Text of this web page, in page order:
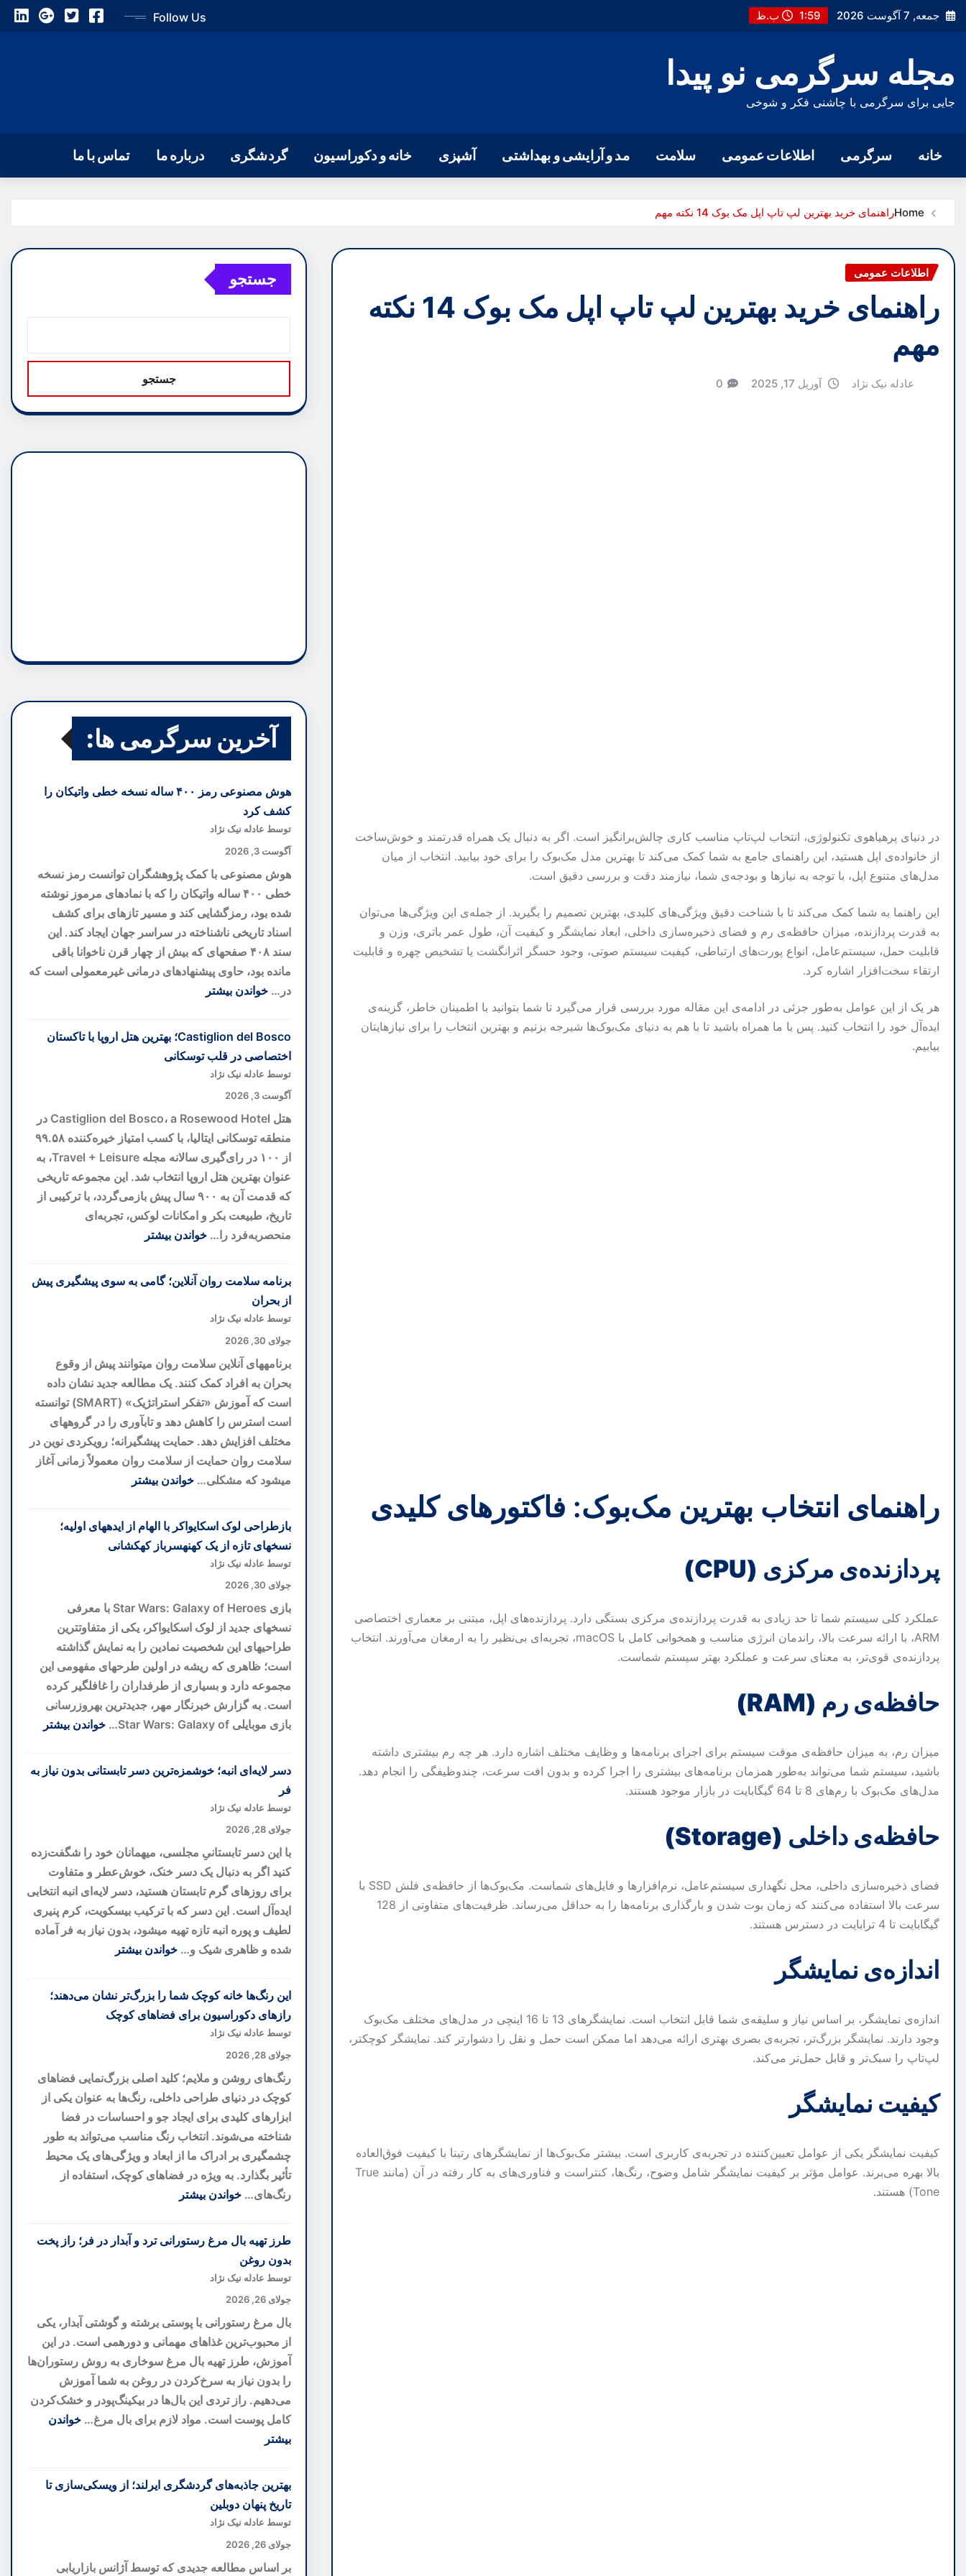
Skip
to
جمعه, 7 آگوست 2026 1:59 ب.ظ Follow Us
مجله سرگرمی نو پیدا
جایی برای سرگرمی با چاشنی فکر و شوخی
خانه سرگرمی اطلاعات عمومی سلامت مد و آرایشی و بهداشتی آشپزی خانه و دکوراسیون گردشگری درباره ما تماس با ما
Homeراهنمای خرید بهترین لپ تاپ اپل مک بوک 14 نکته مهم
اطلاعات عمومی
راهنمای خرید بهترین لپ تاپ اپل مک بوک 14 نکته
مهم
عادله نیک نژاد آوریل 17, 2025 0
در دنیای پرهیاهوی تکنولوژی، انتخاب لپ‌تاپ مناسب کاری چالش‌برانگیز است. اگر به دنبال یک همراه قدرتمند و خوش‌ساخت
از خانواده‌ی اپل هستید، این راهنمای جامع به شما کمک می‌کند تا بهترین مدل مک‌بوک را برای خود بیابید. انتخاب از میان
مدل‌های متنوع اپل، با توجه به نیازها و بودجه‌ی شما، نیازمند دقت و بررسی دقیق است.
این راهنما به شما کمک می‌کند تا با شناخت دقیق ویژگی‌های کلیدی، بهترین تصمیم را بگیرید. از جمله‌ی این ویژگی‌ها می‌توان
به قدرت پردازنده، میزان حافظه‌ی رم و فضای ذخیره‌سازی داخلی، ابعاد نمایشگر و کیفیت آن، طول عمر باتری، وزن و
قابلیت حمل، سیستم‌عامل، انواع پورت‌های ارتباطی، کیفیت سیستم صوتی، وجود حسگر اثرانگشت یا تشخیص چهره و قابلیت
ارتقاء سخت‌افزار اشاره کرد.
هر یک از این عوامل به‌طور جزئی در ادامه‌ی این مقاله مورد بررسی قرار می‌گیرد تا شما بتوانید با اطمینان خاطر، گزینه‌ی
ایده‌آل خود را انتخاب کنید. پس با ما همراه باشید تا با هم به دنیای مک‌بوک‌ها شیرجه بزنیم و بهترین انتخاب را برای نیازهایتان
بیابیم.
راهنمای انتخاب بهترین مک‌بوک: فاکتورهای کلیدی
پردازنده‌ی مرکزی (CPU)
عملکرد کلی سیستم شما تا حد زیادی به قدرت پردازنده‌ی مرکزی بستگی دارد. پردازنده‌های اپل، مبتنی بر معماری اختصاصی
ARM، با ارائه سرعت بالا، راندمان انرژی مناسب و همخوانی کامل با macOS، تجربه‌ای بی‌نظیر را به ارمغان می‌آورند. انتخاب
پردازنده‌ی قوی‌تر، به معنای سرعت و عملکرد بهتر سیستم شماست.
حافظه‌ی رم (RAM)
میزان رم، به میزان حافظه‌ی موقت سیستم برای اجرای برنامه‌ها و وظایف مختلف اشاره دارد. هر چه رم بیشتری داشته
باشید، سیستم شما می‌تواند به‌طور همزمان برنامه‌های بیشتری را اجرا کرده و بدون افت سرعت، چندوظیفگی را انجام دهد.
مدل‌های مک‌بوک با رم‌های 8 تا 64 گیگابایت در بازار موجود هستند.
حافظه‌ی داخلی (Storage)
فضای ذخیره‌سازی داخلی، محل نگهداری سیستم‌عامل، نرم‌افزارها و فایل‌های شماست. مک‌بوک‌ها از حافظه‌ی فلش SSD با
سرعت بالا استفاده می‌کنند که زمان بوت شدن و بارگذاری برنامه‌ها را به حداقل می‌رساند. ظرفیت‌های متفاوتی از 128
گیگابایت تا 4 ترابایت در دسترس هستند.
اندازه‌ی نمایشگر
اندازه‌ی نمایشگر، بر اساس نیاز و سلیقه‌ی شما قابل انتخاب است. نمایشگرهای 13 تا 16 اینچی در مدل‌های مختلف مک‌بوک
وجود دارند. نمایشگر بزرگ‌تر، تجربه‌ی بصری بهتری ارائه می‌دهد اما ممکن است حمل و نقل را دشوارتر کند. نمایشگر کوچکتر،
لپ‌تاپ را سبک‌تر و قابل حمل‌تر می‌کند.
کیفیت نمایشگر
کیفیت نمایشگر یکی از عوامل تعیین‌کننده در تجربه‌ی کاربری است. بیشتر مک‌بوک‌ها از نمایشگرهای رتینا با کیفیت فوق‌العاده
بالا بهره می‌برند. عوامل مؤثر بر کیفیت نمایشگر شامل وضوح، رنگ‌ها، کنتراست و فناوری‌های به کار رفته در آن (مانند True
Tone) هستند.
جستجو
جستجو
آخرین سرگرمی ها:
هوش مصنوعی رمز ۴۰۰ ساله نسخه خطی واتیکان را
کشف کرد
توسط عادله نیک نژاد
آگوست 3, 2026
هوش مصنوعی با کمک پژوهشگران توانست رمز نسخه
خطی ۴۰۰ ساله واتیکان را که با نمادهای مرموز نوشته
شده بود، رمزگشایی کند و مسیر تازهای برای کشف
اسناد تاریخی ناشناخته در سراسر جهان ایجاد کند. این
سند ۴۰۸ صفحهای که بیش از چهار قرن ناخوانا باقی
مانده بود، حاوی پیشنهادهای درمانی غیرمعمولی است که
در… خواندن بیشتر
مصنوعی
۴۰۰
نسخه
خطی
واتیکان
را
کشف
کرد
Castiglion del Bosco؛ بهترین هتل اروپا با تاکستان
اختصاصی در قلب توسکانی
توسط عادله نیک نژاد
آگوست 3, 2026
هتل Castiglion del Bosco، a Rosewood Hotel در
منطقه توسکانی ایتالیا، با کسب امتیاز خیره‌کننده ۹۹.۵۸
از ۱۰۰ در رای‌گیری سالانه مجله Travel + Leisure، به
عنوان بهترین هتل اروپا انتخاب شد. این مجموعه تاریخی
که قدمت آن به ۹۰۰ سال پیش بازمی‌گردد، با ترکیبی از
تاریخ، طبیعت بکر و امکانات لوکس، تجربه‌ای
منحصربه‌فرد را… خواندن بیشتر
Castiglion
del
بهترین
اروپا
با
تاکستان
اختصاصی
در
قلب
توسکانی
برنامه سلامت روان آنلاین؛ گامی به سوی پیشگیری پیش
از بحران
توسط عادله نیک نژاد
جولای 30, 2026
برنامههای آنلاین سلامت روان میتوانند پیش از وقوع
بحران به افراد کمک کنند. یک مطالعه جدید نشان داده
است که آموزش «تفکر استراتژیک» (SMART) توانسته
است استرس را کاهش دهد و تابآوری را در گروههای
مختلف افزایش دهد. حمایت پیشگیرانه؛ رویکردی نوین در
سلامت روان حمایت از سلامت روان معمولاً زمانی آغاز
میشود که مشکلی… خواندن بیشتر
برنامه
سلامت
روان
آنلاین؛
به
سوی
پیشگیری
پیش
از
بحران
بازطراحی لوک اسکایواکر با الهام از ایدههای اولیه؛
نسخهای تازه از یک کهنهسرباز کهکشانی
توسط عادله نیک نژاد
جولای 30, 2026
بازی Star Wars: Galaxy of Heroes با معرفی
نسخهای جدید از لوک اسکایواکر، یکی از متفاوتترین
طراحیهای این شخصیت نمادین را به نمایش گذاشته
است؛ ظاهری که ریشه در اولین طرحهای مفهومی این
مجموعه دارد و بسیاری از طرفداران را غافلگیر کرده
است. به گزارش خبرنگار مهر، جدیدترین بهروزرسانی
بازی موبایلی Star Wars: Galaxy of…
خواندن بیشتر
بازطراحی
لوک
اسکایواکر
از
ایدههای
اولیه؛
نسخهای
تازه
از
کهنهسرباز
کهکشانی
دسر لایه‌ای انبه؛ خوشمزه‌ترین دسر تابستانی بدون نیاز به
فر
توسط عادله نیک نژاد
جولای 28, 2026
با این دسر تابستانیِ مجلسی، میهمانان خود را شگفت‌زده
کنید اگر به دنبال یک دسر خنک، خوش‌عطر و متفاوت
برای روزهای گرم تابستان هستید، دسر لایه‌ای انبه انتخابی
ایده‌آل است. این دسر که با ترکیب بیسکویت، کرم پنیری
لطیف و پوره انبه تازه تهیه میشود، بدون نیاز به فر آماده
شده و ظاهری شیک و… خواندن بیشتر
دسر
لایه‌ای
انبه؛
خوشمزه‌ترین
تابستانی
بدون
نیاز
به
فر
این رنگ‌ها خانه کوچک شما را بزرگ‌تر نشان می‌دهند؛
رازهای دکوراسیون برای فضاهای کوچک
توسط عادله نیک نژاد
جولای 28, 2026
رنگ‌های روشن و ملایم؛ کلید اصلی بزرگ‌نمایی فضاهای
کوچک در دنیای طراحی داخلی، رنگ‌ها به عنوان یکی از
ابزارهای کلیدی برای ایجاد جو و احساسات در فضا
شناخته می‌شوند. انتخاب رنگ مناسب می‌تواند به طور
چشمگیری بر ادراک ما از ابعاد و ویژگی‌های یک محیط
تأثیر بگذارد. به ویژه در فضاهای کوچک، استفاده از
رنگ‌های… خواندن بیشتر
این
کوچک
را
بزرگ‌تر
نشان
می‌دهند؛
رازهای
دکوراسیون
برای
کوچک
طرز تهیه بال مرغ رستورانی ترد و آبدار در فر؛ راز پخت
بدون روغن
توسط عادله نیک نژاد
جولای 26, 2026
بال مرغ رستورانی با پوستی برشته و گوشتی آبدار، یکی
از محبوب‌ترین غذاهای مهمانی و دورهمی است. در این
آموزش، طرز تهیه بال مرغ سوخاری به روش رستوران‌ها
را بدون نیاز به سرخ‌کردن در روغن به شما آموزش
می‌دهیم. راز تردی این بال‌ها در بیکینگ‌پودر و خشک‌کردن
کامل پوست است. مواد لازم برای بال مرغ… خواندن
بیشتر
تهیه
بال
مرغ
بهترین جاذبه‌های گردشگری ایرلند؛ از ویسکی‌سازی تا
تاریخ پنهان دوبلین
توسط عادله نیک نژاد
جولای 26, 2026
بر اساس مطالعه جدیدی که توسط آژانس بازاریابی